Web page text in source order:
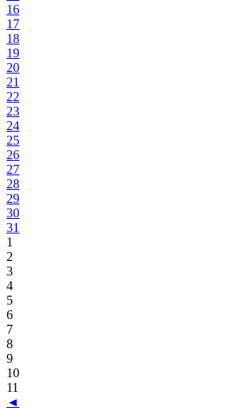
16
17
18
19
20
21
22
23
24
25
26
27
28
29
30
31
1
2
3
4
5
6
7
8
9
10
11
◄